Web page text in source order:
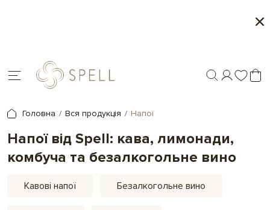
Головна Вся продукція Напої
Напої від Spell: кава, лимонади,
комбуча та безалкогольне вино
Кавові напої Безалкогольне вино